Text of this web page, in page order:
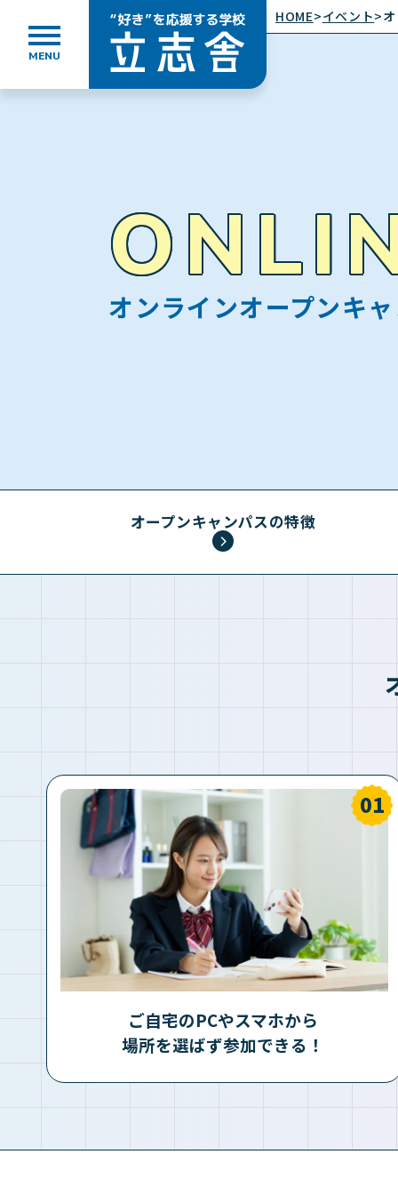
MENU
”好き”を応援する学校 立志舎
HOME>イベント>
オンラインオープンキ
オープンキャンパスの特徴
ご自宅のPCやスマホから
場所を選ばず参加できる！